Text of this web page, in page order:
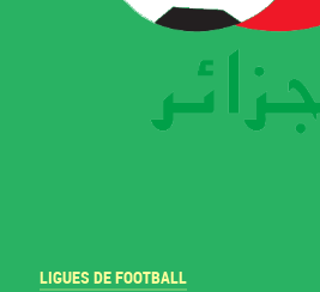
LIGUES DE FOOTBALL